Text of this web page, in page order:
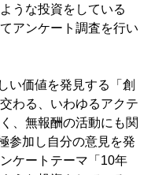
うな投資をしている
アンケート調査を行い
い価値を発見する「創
わる、いわゆるアクテ
、無報酬の活動にも関
参加し自分の意見を発
ケートテーマ「10年